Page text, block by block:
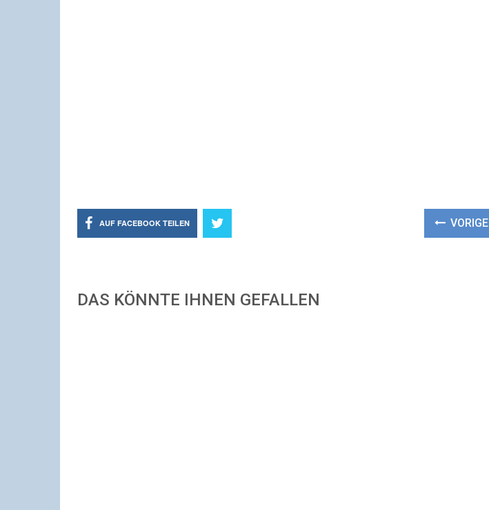
AUF FACEBOOK TEILEN VORIGE
DAS KÖNNTE IHNEN GEFALLEN